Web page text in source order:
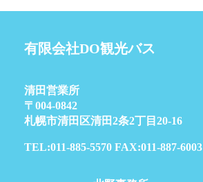
有限会社DO観光バス
清田営業所
〒004-0842
札幌市清田区清田2条2丁目20-16
TEL:011-885-5570 FAX:011-887-6003